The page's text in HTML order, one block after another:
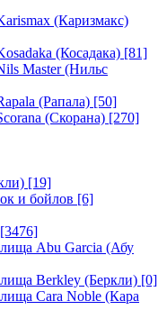
(Каризмакс)
(Косадака) [81]
Master (Нильс
(Рапала) [50]
(Скорана) [270]
[19]
и бойлов [6]
[3476]
Abu Garcia (Абу
Berkley (Беркли) [0]
Cara Noble (Кара